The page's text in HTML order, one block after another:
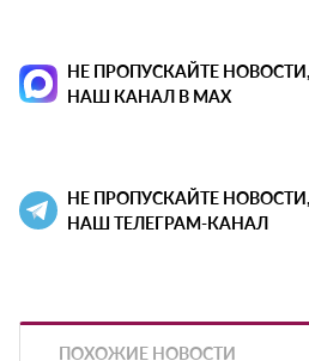
НЕ ПРОПУСКАЙТЕ
НАШ КАНАЛ В MAX
НЕ ПРОПУСКАЙТЕ
НАШ ТЕЛЕГРАМ-КАНАЛ
ПОХОЖИЕ НОВОСТИ